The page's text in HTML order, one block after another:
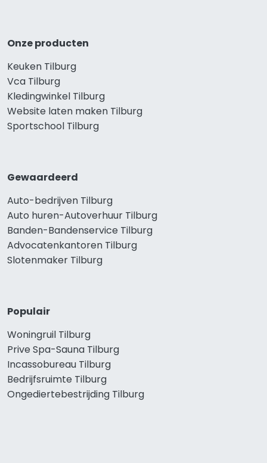
Onze producten
Keuken Tilburg
Vca Tilburg
Kledingwinkel Tilburg
Website laten maken Tilburg
Sportschool Tilburg
Gewaardeerd
Auto-bedrijven Tilburg
Auto huren-Autoverhuur Tilburg
Banden-Bandenservice Tilburg
Advocatenkantoren Tilburg
Slotenmaker Tilburg
Populair
Woningruil Tilburg
Prive Spa-Sauna Tilburg
Incassobureau Tilburg
Bedrijfsruimte Tilburg
Ongediertebestrijding Tilburg